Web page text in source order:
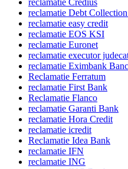
reclamatie Credius
reclamatie Debt
reclamatie easy credit
reclamatie EOS KSI
reclamatie Euronet
reclamatie executor
reclamatie Eximbank
Reclamatie Ferratum
reclamatie First Bank
Reclamatie Flanco
reclamatie Garanti Bank
reclamatie Hora Credit
reclamatie icredit
Reclamatie Idea Bank
reclamatie IFN
reclamatie ING